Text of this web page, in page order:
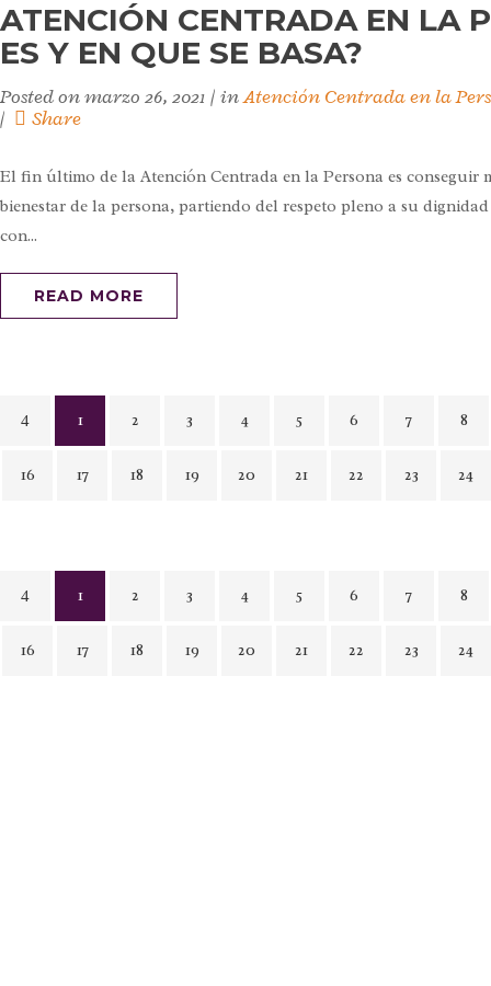
ATENCIÓN CENTRADA EN LA
ES Y EN QUE SE BASA?
Posted onmarzo 26, 2021 inAtención Centrada en la
Share
El fin último de la Atención Centrada en la Persona es conseguir
bienestar de la persona, partiendo del respeto pleno a su
con...
READ MORE
1 2 3 4 5 6 7 8
16 17 18 19 20 21 22 23 24
1 2 3 4 5 6 7 8
16 17 18 19 20 21 22 23 24